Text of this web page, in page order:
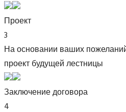
Проект
3
На основании ваших
проект будущей лестницы
Заключение договора
4